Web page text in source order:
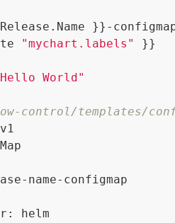
}}-
"mychart.labels"
}}
World"
control/templates/
name-configmap
helm